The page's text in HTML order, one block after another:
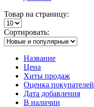
Товар на страницу:
Сортировать:
Название
Цена
Хиты продаж
Оценка покупателей
Дата добавления
В наличии